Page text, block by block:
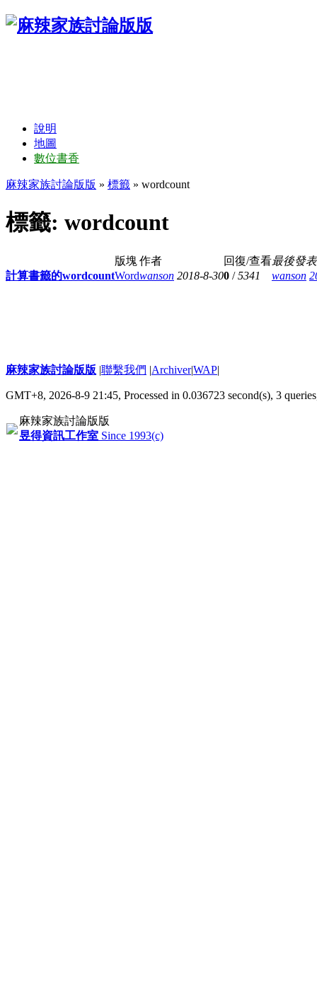
說明
地圖
數位書香
麻辣家族討論版版 » 標籤 » wordcount
標籤: wordcount
版塊 作者 回復/查看最後發表
計算書籤的wordcountWordwanson 2018-8-300 /5341 wanson
麻辣家族討論版版 |聯繫我們 |Archiver|WAP|
GMT+8, 2026-8-9 21:45, Processed in 0.036723 second(s), 3
麻辣家族討論版版
昱得資訊工作室 Since 1993(c)